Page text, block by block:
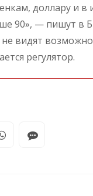
доллару и в
90», — пишут в
видят
регулятор.